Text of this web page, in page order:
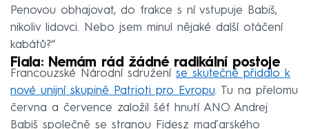
Penovou obhajovat, do frakce s ní vstupuje Babiš,
nikoliv lidovci. Nebo jsem minul nějaké další otáčení
kabátů?“
Fiala: Nemám rád žádné radikální postoje
Francouzské Národní sdružení se skutečně přidalo k
nové unijní skupině Patrioti pro Evropu. Tu na přelomu
června a července založil šéf hnutí ANO Andrej
Babiš společně se stranou Fidesz maďarského